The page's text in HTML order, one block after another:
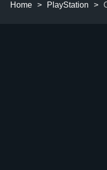
Home > PlayStation >